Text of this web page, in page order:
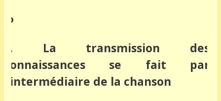
c. La transmission des
connaissances se fait par
l’intermédiaire de la chanson